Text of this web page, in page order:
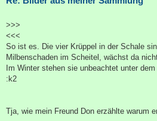
>>>
<<<
So ist es. Die vier Krüppel in der Schale
Milbenschaden im Scheitel, wächst da
Im Winter stehen sie unbeachtet unter
:k2
Tja, wie mein Freund Don erzählte warum